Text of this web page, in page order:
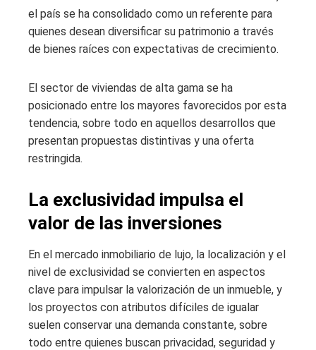
el país se ha consolidado como un referente para
quienes desean diversificar su patrimonio a través
de bienes raíces con expectativas de crecimiento.
El sector de viviendas de alta gama se ha
posicionado entre los mayores favorecidos por esta
tendencia, sobre todo en aquellos desarrollos que
presentan propuestas distintivas y una oferta
restringida.
La exclusividad impulsa el
valor de las inversiones
En el mercado inmobiliario de lujo, la localización y el
nivel de exclusividad se convierten en aspectos
clave para impulsar la valorización de un inmueble, y
los proyectos con atributos difíciles de igualar
suelen conservar una demanda constante, sobre
todo entre quienes buscan privacidad, seguridad y